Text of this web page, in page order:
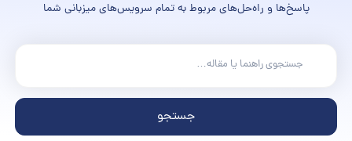
پاسخ‌ها و راه‌حل‌های مربوط به تمام سرویس‌های میزبانی شما
جستجو